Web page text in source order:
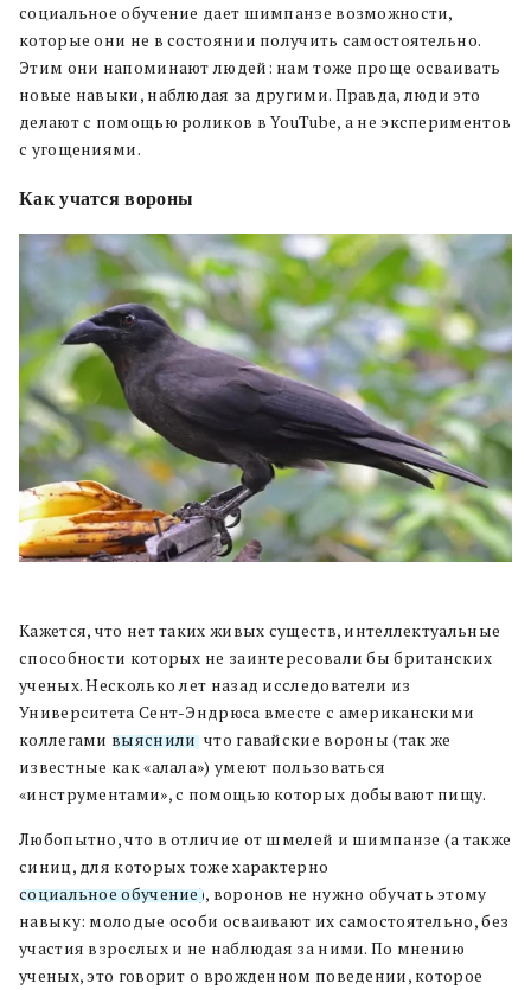
социальное обучение дает шимпанзе возможности,
которые они не в состоянии получить самостоятельно.
Этим они напоминают людей: нам тоже проще осваивать
новые навыки, наблюдая за другими. Правда, люди это
делают с помощью роликов в YouTube, а не экспериментов
с угощениями.
Как учатся вороны
Кажется, что нет таких живых существ, интеллектуальные
способности которых не заинтересовали бы британских
ученых. Несколько лет назад исследователи из
Университета Сент-Эндрюса вместе с американскими
коллегами выяснили, что гавайские вороны (так же
известные как «алала») умеют пользоваться
«инструментами», с помощью которых добывают пищу.
Любопытно, что в отличие от шмелей и шимпанзе (а также
синиц, для которых тоже характерно
социальное обучение), воронов не нужно обучать этому
навыку: молодые особи осваивают их самостоятельно, без
участия взрослых и не наблюдая за ними. По мнению
ученых, это говорит о врожденном поведении, которое